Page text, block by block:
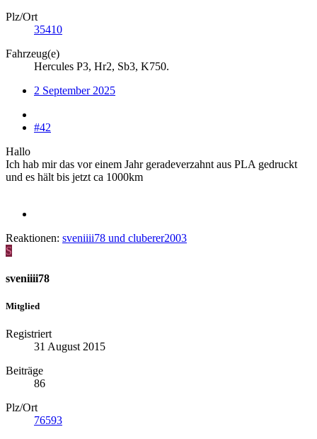
Plz/Ort
35410
Fahrzeug(e)
Hercules P3, Hr2, Sb3, K750.
2 September 2025
#42
Hallo
Ich hab mir das vor einem Jahr geradeverzahnt aus PLA gedruckt
und es hält bis jetzt ca 1000km
Reaktionen: sveniiii78 und cluberer2003
S
sveniiii78
Mitglied
Registriert
31 August 2015
Beiträge
86
Plz/Ort
76593